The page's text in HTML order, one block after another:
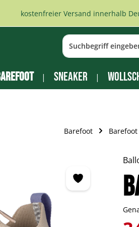
kostenfreier Versand innerhalb
Sneaker
Barefoot Barefoot